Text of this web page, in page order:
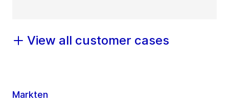
View all customer cases
Markten